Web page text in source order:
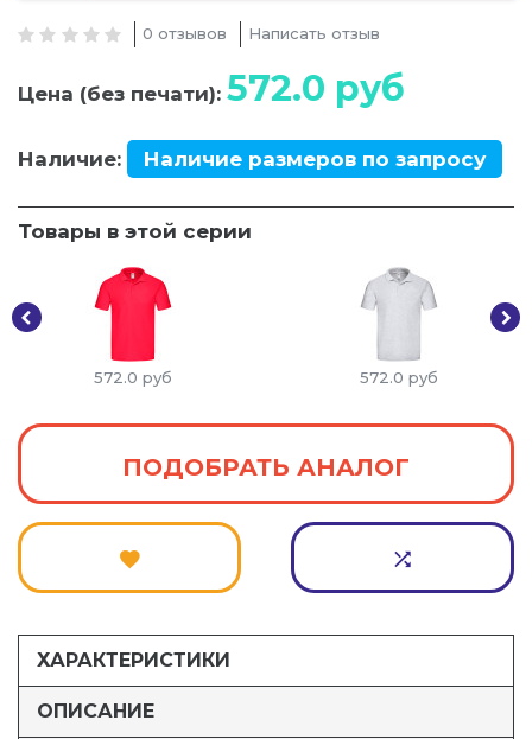
0 отзывов Написать отзыв
Цена (без печати): 572.0 руб
Наличие: Наличие размеров по запросу
Товары в этой серии
572.0 руб 572.0 руб
ПОДОБРАТЬ АНАЛОГ
ХАРАКТЕРИСТИКИ
ОПИСАНИЕ